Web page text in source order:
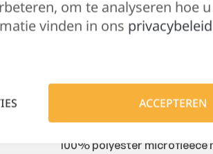
Beschrijving
100% polyester microfleece
om te analyseren hoe
vinden in ons privacybeleid
ACCEPTEREN